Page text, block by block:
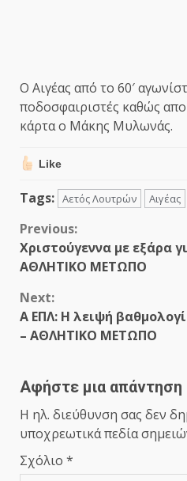
Ο Αιγέας από το 60′
ποδοσφαιριστές καθώς
κάρτα ο Μάκης Μυλωνάς.
Like
Tags: Αετός Λουτρών Αιγέας
Continue
Reading
Previous:
Χριστούγεννα με εξάρα
ΑΘΛΗΤΙΚΟ ΜΕΤΩΠΟ
Next:
Α ΕΠΛ: Η λειψή
– ΑΘΛΗΤΙΚΟ ΜΕΤΩΠΟ
Αφήστε μια απάντηση
Η ηλ. διεύθυνση σας δεν
υποχρεωτικά πεδία
Σχόλιο *